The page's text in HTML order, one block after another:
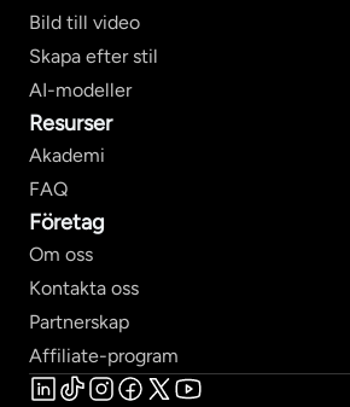
Bild till video
Skapa efter stil
AI-modeller
Resurser
Akademi
FAQ
Företag
Om oss
Kontakta oss
Partnerskap
Affiliate-program